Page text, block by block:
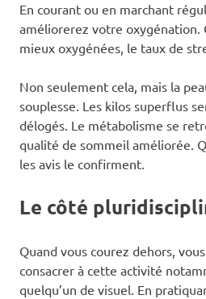
En courant ou en marchant
améliorerez votre oxygénation.
mieux oxygénées, le taux de
Non seulement cela, mais la
souplesse. Les kilos superflus
délogés. Le métabolisme se
qualité de sommeil améliorée.
les avis le confirment.
Le côté
Quand vous courez dehors,
consacrer à cette activité
quelqu’un de visuel. En